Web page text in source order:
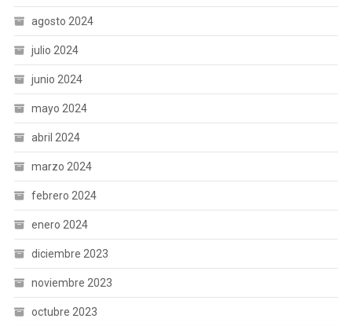
agosto 2024
julio 2024
junio 2024
mayo 2024
abril 2024
marzo 2024
febrero 2024
enero 2024
diciembre 2023
noviembre 2023
octubre 2023